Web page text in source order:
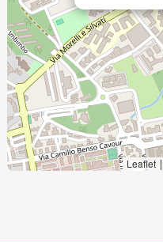
Leaflet |